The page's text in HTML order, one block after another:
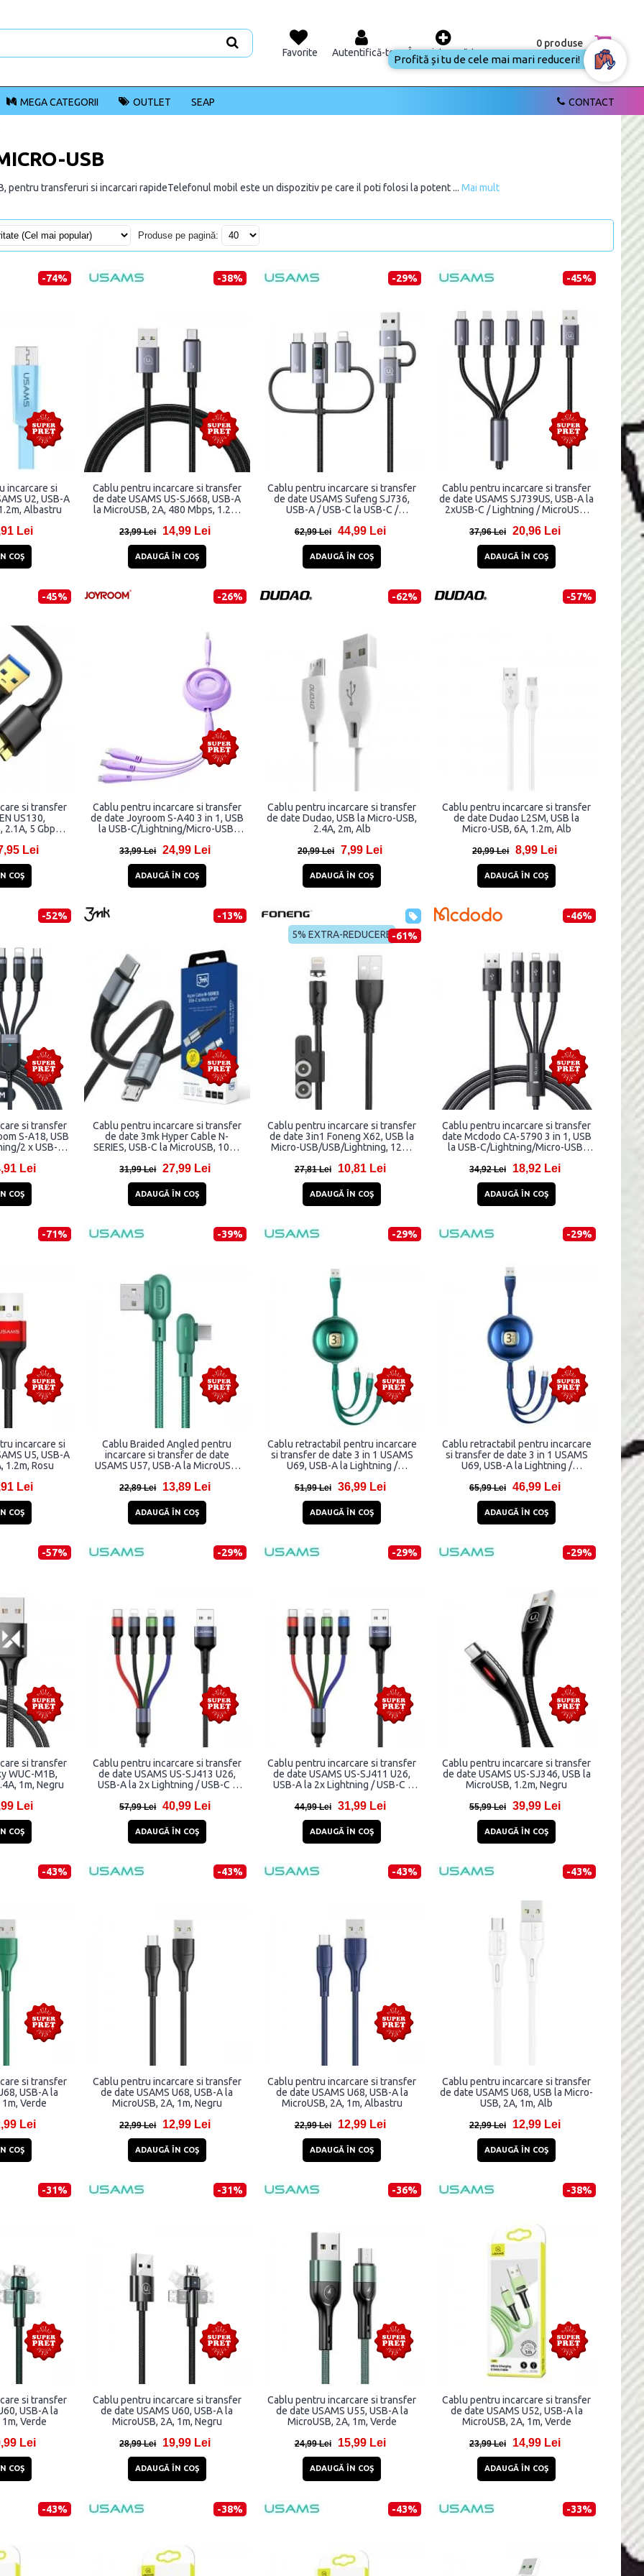
Favorite Autentifică-te Înregistrează-te
0 produse
CONTACT
MEGA CATEGORII OUTLET SEAP
USB
pentru transferuri si incarcari rapideTelefonul mobil este un dispozitiv pe care il poti folosi la potent ... Mai mult
Produse pe pagină:
-74%
incarcare si
U2, USB-A
Albastru
Lei
COŞ
-38%
Cablu pentru incarcare si transfer
de date USAMS US-SJ668, USB-A
la MicroUSB, 2A, 480 Mbps, 1.2m,
23,99 Lei 14,99 Lei
ADAUGĂ ÎN COŞ
-29%
Cablu pentru incarcare si transfer
de date USAMS Sufeng SJ736,
USB-A / USB-C la USB-C /
480Mbps, 2m, Negru
62,99 Lei 44,99 Lei
ADAUGĂ ÎN COŞ
-45%
Cablu pentru incarcare si transfer
de date USAMS SJ739US, USB-A la
2xUSB-C / Lightning / MicroUSB,
37,96 Lei 20,96 Lei
ADAUGĂ ÎN COŞ
-45%
si transfer
US130,
2.1A, 5 Gbps,
Lei
COŞ
-26%
Cablu pentru incarcare si transfer
de date Joyroom S-A40 3 in 1, USB
la USB-C/Lightning/Micro-USB,
33,99 Lei 24,99 Lei
ADAUGĂ ÎN COŞ
-62%
Cablu pentru incarcare si transfer
de date Dudao, USB la Micro-USB,
2.4A, 2m, Alb
20,99 Lei 7,99 Lei
ADAUGĂ ÎN COŞ
-57%
Cablu pentru incarcare si transfer
de date Dudao L2SM, USB la
Micro-USB, 6A, 1.2m, Alb
20,99 Lei 8,99 Lei
ADAUGĂ ÎN COŞ
-52%
si transfer
S-A18, USB
2 x USB-C,
Lei
COŞ
-13%
Cablu pentru incarcare si transfer
de date 3mk Hyper Cable N-
SERIES, USB-C la MicroUSB, 10W,
31,99 Lei 27,99 Lei
ADAUGĂ ÎN COŞ
5% EXTRA-REDUCERE -61%
Cablu pentru incarcare si transfer
de date 3in1 Foneng X62, USB la
Micro-USB/USB/Lightning, 12W,
27,81 Lei 10,81 Lei
ADAUGĂ ÎN COŞ
-46%
Cablu pentru incarcare si transfer
date Mcdodo CA-5790 3 in 1, USB
la USB-C/Lightning/Micro-USB,
34,92 Lei 18,92 Lei
ADAUGĂ ÎN COŞ
-71%
incarcare si
U5, USB-A
1.2m, Rosu
Lei
COŞ
-39%
Cablu Braided Angled pentru
incarcare si transfer de date
USAMS U57, USB-A la MicroUSB,
22,89 Lei 13,89 Lei
ADAUGĂ ÎN COŞ
-29%
Cablu retractabil pentru incarcare
si transfer de date 3 in 1 USAMS
U69, USB-A la Lightning /
51,99 Lei 36,99 Lei
ADAUGĂ ÎN COŞ
-29%
Cablu retractabil pentru incarcare
si transfer de date 3 in 1 USAMS
U69, USB-A la Lightning /
Albastru
65,99 Lei 46,99 Lei
ADAUGĂ ÎN COŞ
-57%
si transfer
WUC-M1B,
1m, Negru
Lei
COŞ
-29%
Cablu pentru incarcare si transfer
de date USAMS US-SJ413 U26,
USB-A la 2x Lightning / USB-C /
57,99 Lei 40,99 Lei
ADAUGĂ ÎN COŞ
-29%
Cablu pentru incarcare si transfer
de date USAMS US-SJ411 U26,
USB-A la 2x Lightning / USB-C /
44,99 Lei 31,99 Lei
ADAUGĂ ÎN COŞ
-29%
Cablu pentru incarcare si transfer
de date USAMS US-SJ346, USB la
MicroUSB, 1.2m, Negru
55,99 Lei 39,99 Lei
ADAUGĂ ÎN COŞ
-43%
si transfer
USB-A la
Verde
Lei
COŞ
-43%
Cablu pentru incarcare si transfer
de date USAMS U68, USB-A la
MicroUSB, 2A, 1m, Negru
22,99 Lei 12,99 Lei
ADAUGĂ ÎN COŞ
-43%
Cablu pentru incarcare si transfer
de date USAMS U68, USB-A la
MicroUSB, 2A, 1m, Albastru
22,99 Lei 12,99 Lei
ADAUGĂ ÎN COŞ
-43%
Cablu pentru incarcare si transfer
de date USAMS U68, USB la Micro-
USB, 2A, 1m, Alb
22,99 Lei 12,99 Lei
ADAUGĂ ÎN COŞ
-31%
si transfer
USB-A la
Verde
Lei
COŞ
-31%
Cablu pentru incarcare si transfer
de date USAMS U60, USB-A la
MicroUSB, 2A, 1m, Negru
28,99 Lei 19,99 Lei
ADAUGĂ ÎN COŞ
-36%
Cablu pentru incarcare si transfer
de date USAMS U55, USB-A la
MicroUSB, 2A, 1m, Verde
24,99 Lei 15,99 Lei
ADAUGĂ ÎN COŞ
-38%
Cablu pentru incarcare si transfer
de date USAMS U52, USB-A la
MicroUSB, 2A, 1m, Verde
23,99 Lei 14,99 Lei
ADAUGĂ ÎN COŞ
-43% -38% -43% -33%
Profită și tu de cele mai mari reduceri!